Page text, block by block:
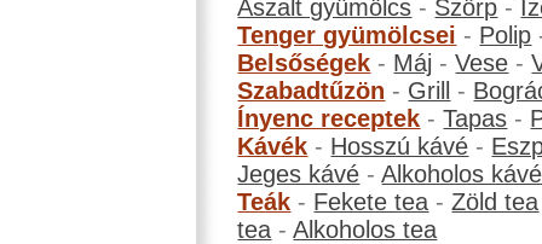
Aszalt gyümölcs - Szörp -
Tenger gyümölcsei - Polip
Belsőségek - Máj -Vese -
Szabadtűzön - Grill -
Ínyenc receptek -Tapas -
Kávék - Hosszú kávé -
Jeges kávé -Alkoholos kávé
Teák - Fekete tea -Zöld tea
tea -Alkoholos tea